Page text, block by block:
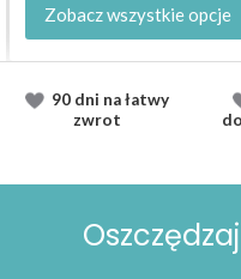
Zobacz wszystkie opcje
90 dni na łatwy
zwrot